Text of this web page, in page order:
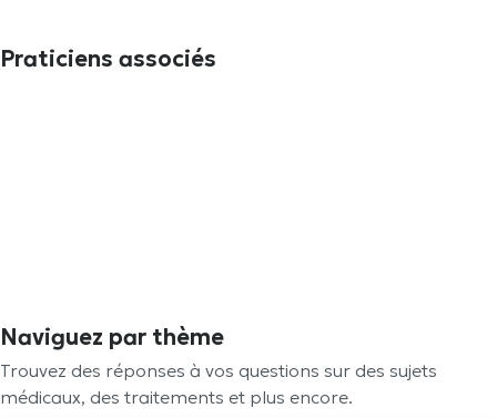
Praticiens associés
Naviguez par thème
Trouvez des réponses à vos questions sur des sujets
médicaux, des traitements et plus encore.